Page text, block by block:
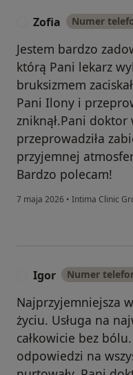
Zofia Numer
Jestem bardzo
którą Pani lekarz
bruksizmem
Pani Ilony i
zniknął.Pani doktor
przeprowadziła
przyjemnej
Bardzo polecam!
7 maja 2026 • Intima Clinic
Igor Numer
Najprzyjemniejsza
życiu. Usługa na
całkowicie bez
odpowiedzi na